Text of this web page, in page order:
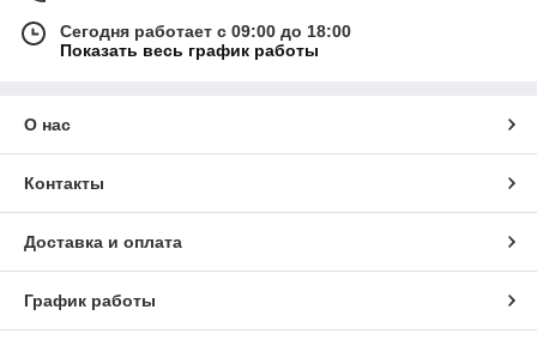
Сегодня работает с 09:00 до 18:00
Показать весь график работы
О нас
Контакты
Доставка и оплата
График работы